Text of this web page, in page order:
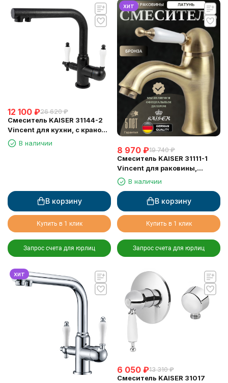
12 100 ₽26 620 ₽
Смеситель KAISER 31144-2
Vincent для кухни, с краном
для питьевой воды, черный
мрамор
В наличии
В корзину
Купить в 1 клик
Запрос счета для юрлиц
хит
8 970 ₽19 740 ₽
Смеситель KAISER 31111-1
Vincent для раковины,
бронзовый
В наличии
В корзину
Купить в 1 клик
Запрос счета для юрлиц
хит
6 050 ₽13 310 ₽
Смеситель KAISER 31017